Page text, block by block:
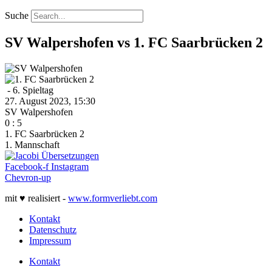
Suche
SV Walpershofen vs 1. FC Saarbrücken 2
- 6. Spieltag
27. August 2023, 15:30
SV Walpershofen
0 : 5
1. FC Saarbrücken 2
1. Mannschaft
Facebook-f Instagram
Chevron-up
mit ♥ realisiert - www.formverliebt.com
Kontakt
Datenschutz
Impressum
Kontakt